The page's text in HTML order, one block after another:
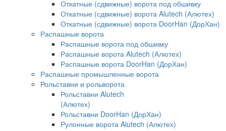
Откатные (сдвижные) ворота под обшивку
Откатные (сдвижные) ворота Alutech (Алютех)
Откатные (сдвижные) ворота DoorHan (ДорХан)
Распашные ворота
Распашные ворота под обшивку
Распашные ворота Alutech (Алютех)
Распашные ворота DoorHan (ДорХан)
Распашные промышленные ворота
Рольставни и рольворота
Рольставни Alutech
(Алютех)
Рольставни DoorHan (ДорХан)
Рулонные ворота Alutech (Алютех)